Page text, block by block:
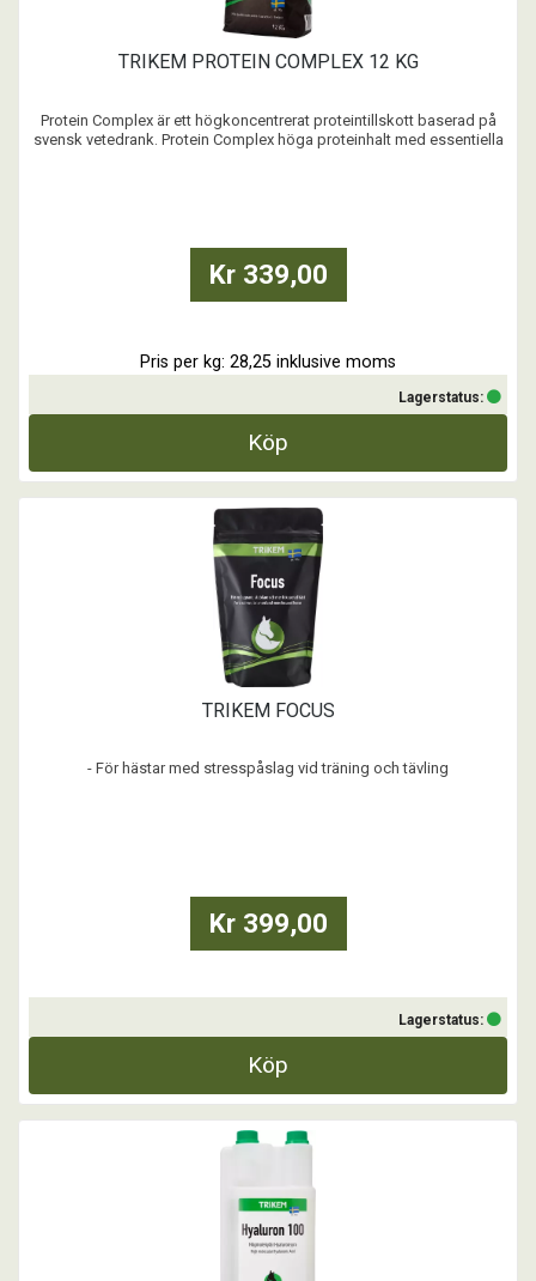
TRIKEM PROTEIN COMPLEX 12 KG
Protein Complex är ett högkoncentrerat proteintillskott baserad på
svensk vetedrank. Protein Complex höga proteinhalt med essentiella
- Vid ...
Kr 339,00
Pris per kg: 28,25 inklusive moms
Lagerstatus:
Köp
TRIKEM FOCUS
- För hästar med stresspåslag vid träning och tävling
- För hästar som upplevs introverta eller nedstämda
Kr 399,00
Lagerstatus:
Köp